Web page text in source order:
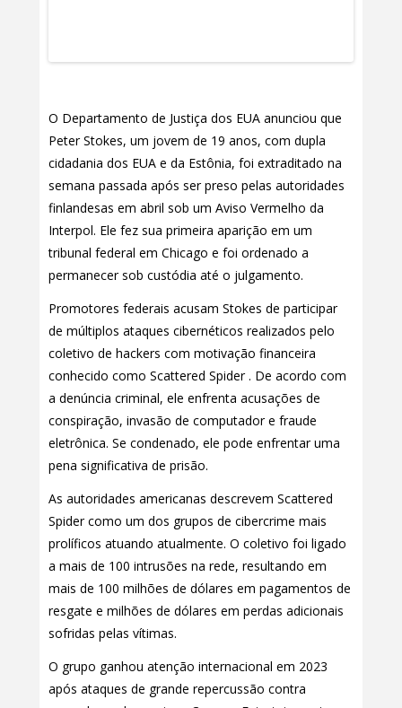
O Departamento de Justiça dos EUA anunciou que
Peter Stokes, um jovem de 19 anos, com dupla
cidadania dos EUA e da Estônia, foi extraditado na
semana passada após ser preso pelas autoridades
finlandesas em abril sob um Aviso Vermelho da
Interpol. Ele fez sua primeira aparição em um
tribunal federal em Chicago e foi ordenado a
permanecer sob custódia até o julgamento.
Promotores federais acusam Stokes de participar
de múltiplos ataques cibernéticos realizados pelo
coletivo de hackers com motivação financeira
conhecido como Scattered Spider . De acordo com
a denúncia criminal, ele enfrenta acusações de
conspiração, invasão de computador e fraude
eletrônica. Se condenado, ele pode enfrentar uma
pena significativa de prisão.
As autoridades americanas descrevem Scattered
Spider como um dos grupos de cibercrime mais
prolíficos atuando atualmente. O coletivo foi ligado
a mais de 100 intrusões na rede, resultando em
mais de 100 milhões de dólares em pagamentos de
resgate e milhões de dólares em perdas adicionais
sofridas pelas vítimas.
O grupo ganhou atenção internacional em 2023
após ataques de grande repercussão contra